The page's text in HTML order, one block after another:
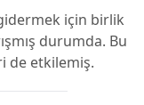
gidermek için birlik
durumda. Bu
de etkilemiş.